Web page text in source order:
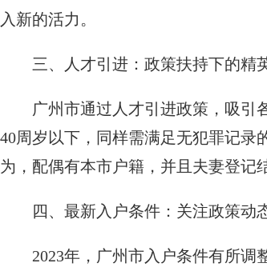
入新的活力。
三、人才引进：政策扶持下的精
广州市通过人才引进政策，吸引
40周岁以下，同样需满足无犯罪记
为，配偶有本市户籍，并且夫妻登记
四、最新入户条件：关注政策动
2023年，广州市入户条件有所